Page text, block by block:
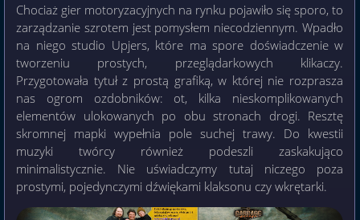
Chociaż gier motoryzacyjnych na rynku pojawiło się sporo, to
zarządzanie szrotem jest pomysłem niecodziennym. Wpadło
na niego studio Upjers, które ma spore doświadczenie w
tworzeniu prostych, przeglądarkowych klikaczy.
Przygotowała tytuł z prostą grafiką, w której nie rozprasza
nas ogrom ozdobników: ot, kilka nieskomplikowanych
elementów ulokowanych po obu stronach drogi. Resztę
skromnej mapki wypełnia pole suchej trawy. Do kwestii
muzyki twórcy również podeszli zaskakująco
minimalistycznie. Nie uświadczymy tutaj niczego poza
prostymi, pojedynczymi dźwiękami klaksonu czy wkrętarki.